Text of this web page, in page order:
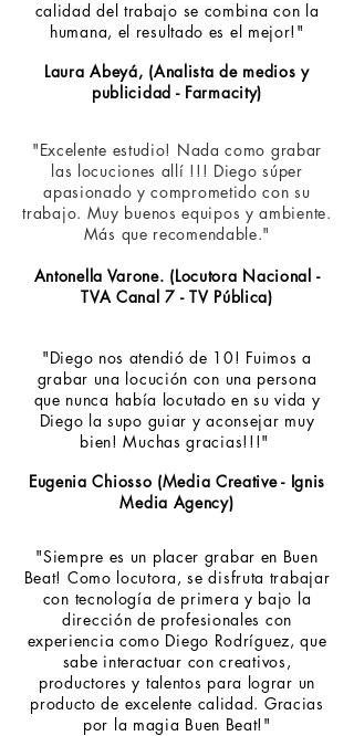
calidad del trabajo se combina con la
humana, el resultado es el mejor!"
Laura Abeyá, (Analista de medios y
publicidad - Farmacity)
"Excelente estudio! Nada como grabar
las locuciones allí !!! Diego súper
apasionado y comprometido con su
trabajo. Muy buenos equipos y ambiente.
Más que recomendable."
Antonella Varone. (Locutora Nacional -
TVA Canal 7 - TV Pública)
"Diego nos atendió de 10! Fuimos a
grabar una locución con una persona
que nunca había locutado en su vida y
Diego la supo guiar y aconsejar muy
bien! Muchas gracias!!!"
Eugenia Chiosso (Media Creative - Ignis
Media Agency)
"Siempre es un placer grabar en Buen
Beat! Como locutora, se disfruta trabajar
con tecnología de primera y bajo la
dirección de profesionales con
experiencia como Diego Rodríguez, que
sabe interactuar con creativos,
productores y talentos para lograr un
producto de excelente calidad. Gracias
por la magia Buen Beat!"